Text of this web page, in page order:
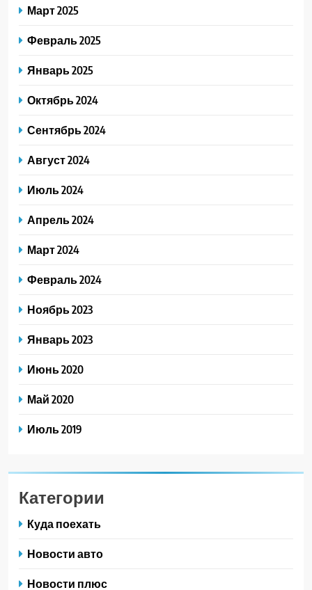
Март 2025
Февраль 2025
Январь 2025
Октябрь 2024
Сентябрь 2024
Август 2024
Июль 2024
Апрель 2024
Март 2024
Февраль 2024
Ноябрь 2023
Январь 2023
Июнь 2020
Май 2020
Июль 2019
Категории
Куда поехать
Новости авто
Новости плюс